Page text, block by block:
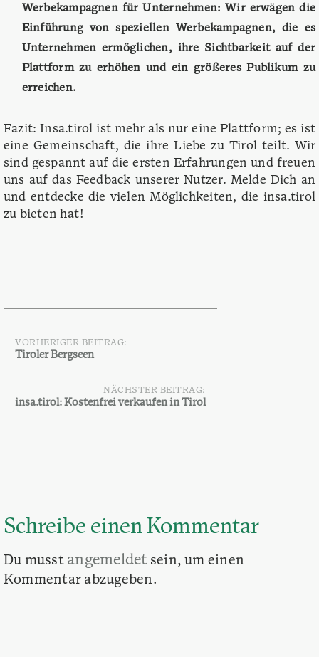
Werbekampagnen für Unternehmen: Wir erwägen die
Einführung von speziellen Werbekampagnen, die es
Unternehmen ermöglichen, ihre Sichtbarkeit auf der
Plattform zu erhöhen und ein größeres Publikum zu
erreichen.
Fazit: Insa.tirol ist mehr als nur eine Plattform; es ist
eine Gemeinschaft, die ihre Liebe zu Tirol teilt. Wir
sind gespannt auf die ersten Erfahrungen und freuen
uns auf das Feedback unserer Nutzer. Melde Dich an
und entdecke die vielen Möglichkeiten, die insa.tirol
zu bieten hat!
Beitragsnavigation
VORHERIGER BEITRAG:
Tiroler Bergseen
NÄCHSTER BEITRAG:
insa.tirol: Kostenfrei verkaufen in Tirol
Schreibe einen Kommentar
Du musst angemeldet sein, um einen
Kommentar abzugeben.